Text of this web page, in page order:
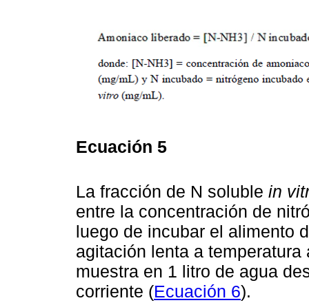
Ecuación 5
La fracción de N soluble in
entre la concentración de
luego de incubar el alimento
agitación lenta a
muestra en 1 litro de agua
corriente (Ecuación 6).